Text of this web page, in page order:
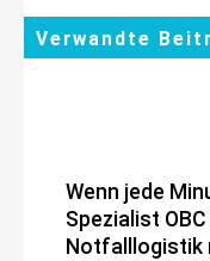
Verwandte
Wenn jede
Spezialist
Notfalllogistik